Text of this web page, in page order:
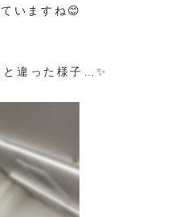
いますね😊
違った様子…✨